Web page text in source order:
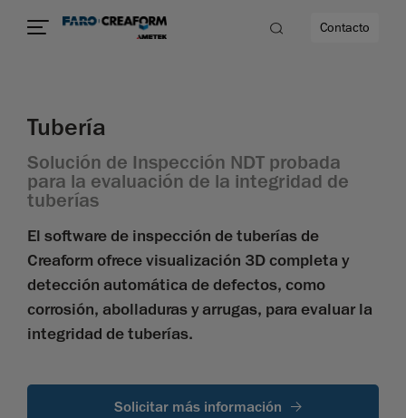
Contacto
Tubería
Solución de Inspección NDT probada
para la evaluación de la integridad de
tuberías
El software de inspección de tuberías de
Creaform ofrece visualización 3D completa y
detección automática de defectos, como
corrosión, abolladuras y arrugas, para evaluar la
integridad de tuberías.
Solicitar más información